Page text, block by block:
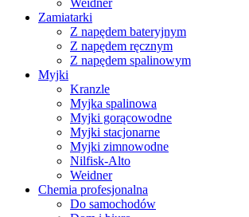
Weidner
Zamiatarki
Z napędem bateryjnym
Z napędem ręcznym
Z napędem spalinowym
Myjki
Kranzle
Myjka spalinowa
Myjki gorącowodne
Myjki stacjonarne
Myjki zimnowodne
Nilfisk-Alto
Weidner
Chemia profesjonalna
Do samochodów